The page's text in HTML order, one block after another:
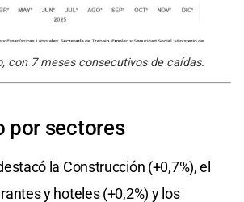
con 7 meses consecutivos de caídas.
por sectores
la Construcción (+0,7%), el
y hoteles (+0,2%) y los